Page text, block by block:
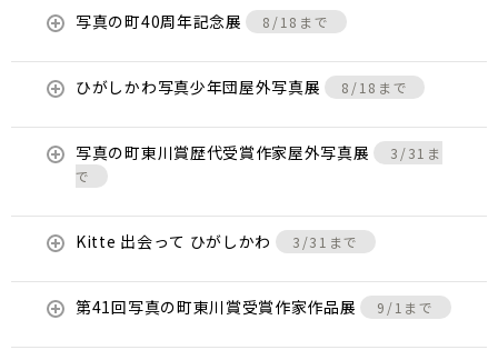
写真の町40周年記念展 8/18まで
ひがしかわ写真少年団屋外写真展 8/18まで
写真の町東川賞歴代受賞作家屋外写真展
3/31ま
で
Kitte 出会って ひがしかわ 3/31まで
第41回写真の町東川賞受賞作家作品展 9/1まで